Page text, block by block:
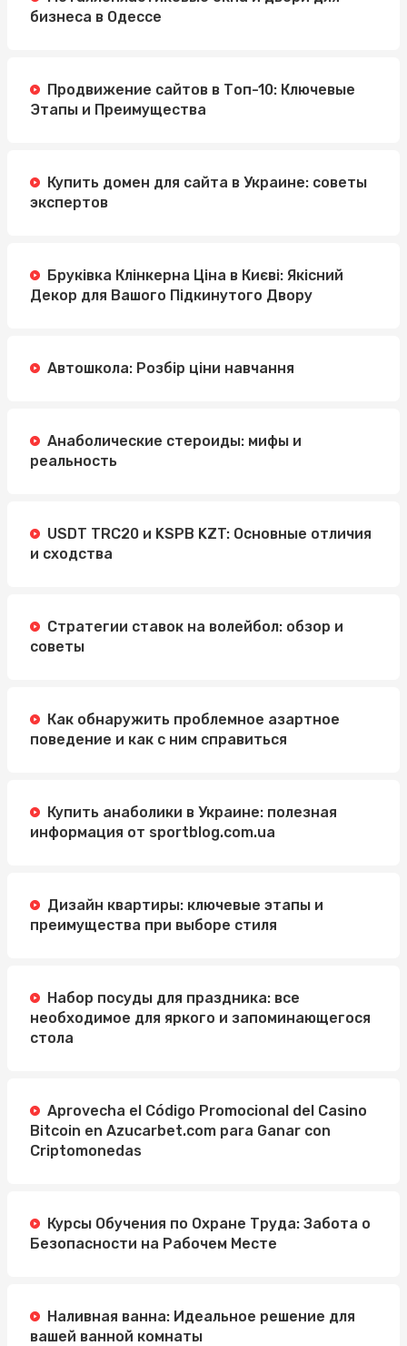
бизнеса в Одессе
Продвижение сайтов в Топ-10: Ключевые
Этапы и Преимущества
Купить домен для сайта в Украине: советы
экспертов
Бруківка Клінкерна Ціна в Києві: Якісний
Декор для Вашого Підкинутого Двору
Автошкола: Розбір ціни навчання
Анаболические стероиды: мифы и
реальность
USDT TRC20 и KSPB KZT: Основные отличия
и сходства
Стратегии ставок на волейбол: обзор и
советы
Как обнаружить проблемное азартное
поведение и как с ним справиться
Купить анаболики в Украине: полезная
информация от sportblog.com.ua
Дизайн квартиры: ключевые этапы и
преимущества при выборе стиля
Набор посуды для праздника: все
необходимое для яркого и запоминающегося
стола
Aprovecha el Código Promocional del Casino
Bitcoin en Azucarbet.com para Ganar con
Criptomonedas
Курсы Обучения по Охране Труда: Забота о
Безопасности на Рабочем Месте
Наливная ванна: Идеальное решение для
вашей ванной комнаты